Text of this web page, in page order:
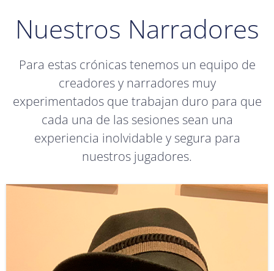
Nuestros Narradores
Para estas crónicas tenemos un equipo de
creadores y narradores muy
experimentados que trabajan duro para que
cada una de las sesiones sean una
experiencia inolvidable y segura para
nuestros jugadores.